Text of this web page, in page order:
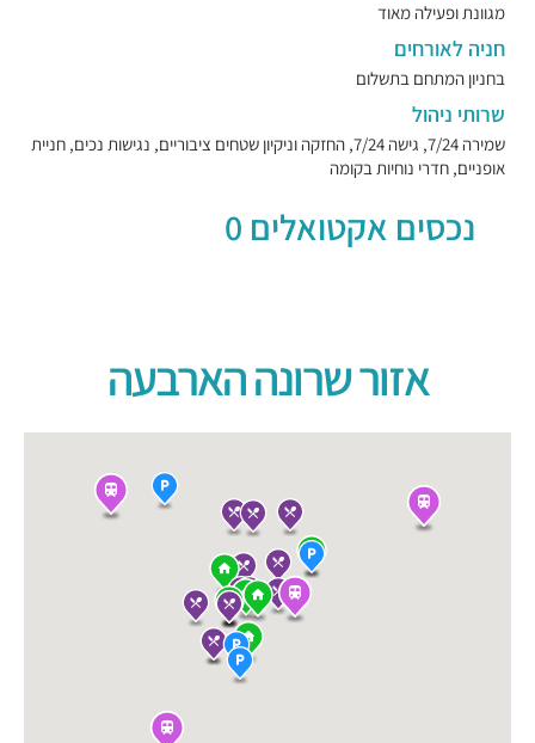
מגוונת ופעילה מאוד
חניה לאורחים
בחניון המתחם בתשלום
שרותי ניהול
שמירה 7/24, גישה 7/24, החזקה וניקיון שטחים ציבוריים, נגישות נכים, חניית
אופניים, חדרי נוחיות בקומה
נכסים אקטואלים 0
אזור שרונה הארבעה